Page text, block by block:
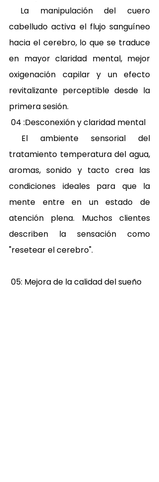
La manipulación del cuero
cabelludo activa el flujo sanguíneo
hacia el cerebro, lo que se traduce
en mayor claridad mental, mejor
oxigenación capilar y un efecto
revitalizante perceptible desde la
primera sesión.
04 :Desconexión y claridad mental
El ambiente sensorial del
tratamiento temperatura del agua,
aromas, sonido y tacto crea las
condiciones ideales para que la
mente entre en un estado de
atención plena. Muchos clientes
describen la sensación como
"resetear el cerebro".
05: Mejora de la calidad del sueño